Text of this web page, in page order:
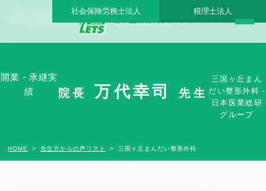
三国ヶ丘まんだい整形外科 - 日本医業総研グループ |日本医業総研｜医院開業・承継・
社会保険労務士法人 税理士法人
開業・承継実
績
院長 万代幸司 先生
三国ヶ丘まん
だい整形外科 -
日本医業総研
グループ
HOME 先生方からの声リスト 三国ヶ丘まんだい整形外科